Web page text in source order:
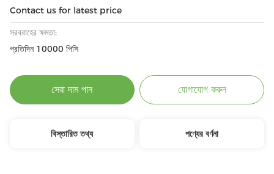
Contact us for latest price
সরবরাহের ক্ষমতা:
প্রতিদিন 10000 পিসি
সেরা দাম পান যোগাযোগ করুন
বিস্তারিত তথ্য পণ্যের বর্ণনা